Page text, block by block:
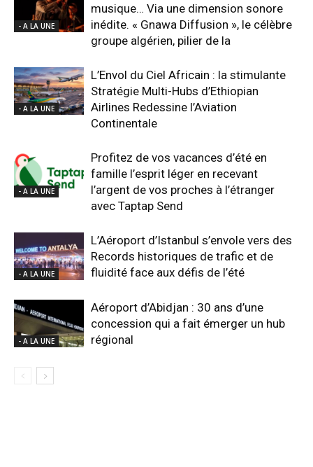
- A LA UNE
musique… Via une dimension sonore
inédite. « Gnawa Diffusion », le célèbre
groupe algérien, pilier de la
- A LA UNE
L’Envol du Ciel Africain : la stimulante
Stratégie Multi-Hubs d’Ethiopian
Airlines Redessine l’Aviation
Continentale
- A LA UNE
Profitez de vos vacances d’été en
famille l’esprit léger en recevant
l’argent de vos proches à l’étranger
avec Taptap Send
- A LA UNE
L’Aéroport d’Istanbul s’envole vers des
Records historiques de trafic et de
fluidité face aux défis de l’été
- A LA UNE
Aéroport d’Abidjan : 30 ans d’une
concession qui a fait émerger un hub
régional